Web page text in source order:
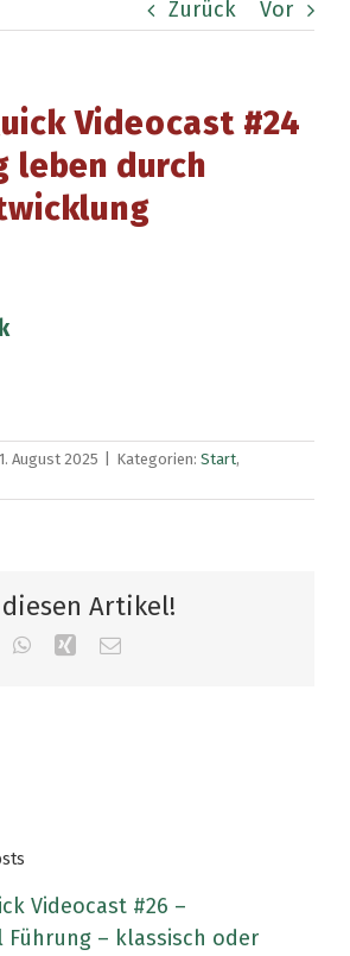
Zurück Vor
Videocast #24
leben durch
1. August 2025 Kategorien: Start,
Artikel!
WhatsApp
XingE-
Videocast #26 –
Führung – klassisch oder